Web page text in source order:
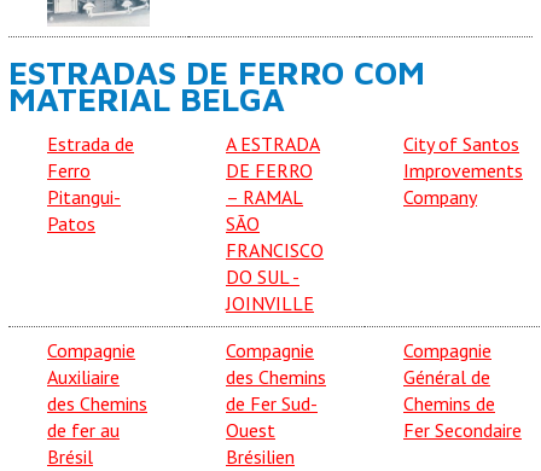
ESTRADAS DE FERRO COM
MATERIAL BELGA
Estrada de
Ferro
Pitangui-
Patos
A ESTRADA
DE FERRO
– RAMAL
SÃO
FRANCISCO
DO SUL -
JOINVILLE
City of Santos
Improvements
Company
Compagnie
Auxiliaire
des Chemins
de fer au
Brésil
Compagnie
des Chemins
de Fer Sud-
Ouest
Brésilien
Compagnie
Général de
Chemins de
Fer Secondaire